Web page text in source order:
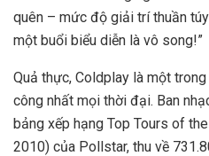
quên – mức độ giải trí thuần
một buổi biểu diễn là vô song!”
Quả thực, Coldplay là một
công nhất mọi thời đại. Ban
bảng xếp hạng Top Tours of
2010) của Pollstar, thu về